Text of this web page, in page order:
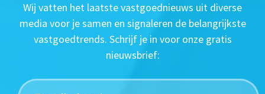
Wij vatten het laatste vastgoednieuws uit diverse
media voor je samen en signaleren de belangrijkste
vastgoedtrends. Schrijf je in voor onze gratis
nieuwsbrief: